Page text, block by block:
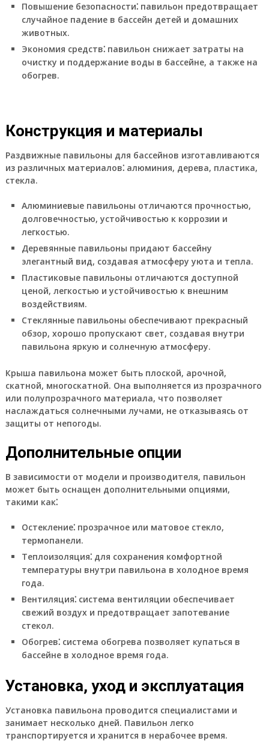
Повышение безопасности⁚ павильон предотвращает
случайное падение в бассейн детей и домашних
животных.
Экономия средств⁚ павильон снижает затраты на
очистку и поддержание воды в бассейне, а также на
обогрев.
Конструкция и материалы
Раздвижные павильоны для бассейнов изготавливаются
из различных материалов⁚ алюминия, дерева, пластика,
стекла.
Алюминиевыепавильоны отличаются прочностью,
долговечностью, устойчивостью к коррозии и
легкостью.
Деревянныепавильоны придают бассейну
элегантный вид, создавая атмосферу уюта и тепла.
Пластиковыепавильоны отличаются доступной
ценой, легкостью и устойчивостью к внешним
воздействиям.
Стеклянныепавильоны обеспечивают прекрасный
обзор, хорошо пропускают свет, создавая внутри
павильона яркую и солнечную атмосферу.
Крыша павильона может быть плоской, арочной,
скатной, многоскатной. Она выполняется из прозрачного
или полупрозрачного материала, что позволяет
наслаждаться солнечными лучами, не отказываясь от
защиты от непогоды.
Дополнительные опции
В зависимости от модели и производителя, павильон
может быть оснащен дополнительными опциями,
такими как⁚
Остекление⁚ прозрачное или матовое стекло,
термопанели.
Теплоизоляция⁚ для сохранения комфортной
температуры внутри павильона в холодное время
года.
Вентиляция⁚ система вентиляции обеспечивает
свежий воздух и предотвращает запотевание
стекол.
Обогрев⁚ система обогрева позволяет купаться в
бассейне в холодное время года.
Установка, уход и эксплуатация
Установка павильона проводится специалистами и
занимает несколько дней. Павильон легко
транспортируется и хранится в нерабочее время.